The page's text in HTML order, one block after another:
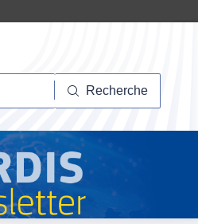
Recherche